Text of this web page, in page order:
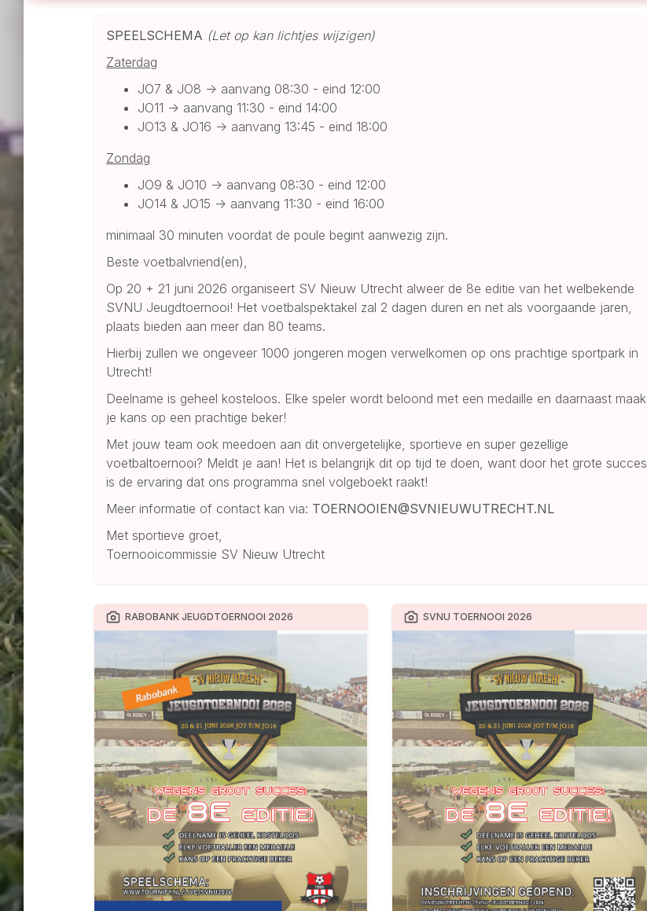
SPEELSCHEMA (Let op kan lichtjes wijzigen)
Zaterdag
JO7 & JO8 -> aanvang 08:30 - eind 12:00
JO11 -> aanvang 11:30 - eind 14:00
JO13 & JO16 -> aanvang 13:45 - eind 18:00
Zondag
JO9 & JO10 -> aanvang 08:30 - eind 12:00
JO14 & JO15 -> aanvang 11:30 - eind 16:00
minimaal 30 minuten voordat de poule begint aanwezig zijn.
Beste voetbalvriend(en),
Op 20 + 21 juni 2026 organiseert SV Nieuw Utrecht alweer de 8e editie van het welbekende
SVNU Jeugdtoernooi! Het voetbalspektakel zal 2 dagen duren en net als voorgaande jaren,
plaats bieden aan meer dan 80 teams.
Hierbij zullen we ongeveer 1000 jongeren mogen verwelkomen op ons prachtige sportpark in
Utrecht!
Deelname is geheel kosteloos. Elke speler wordt beloond met een medaille en daarnaast maak
je kans op een prachtige beker!
Met jouw team ook meedoen aan dit onvergetelijke, sportieve en super gezellige
voetbaltoernooi? Meldt je aan! Het is belangrijk dit op tijd te doen, want door het grote succes
is de ervaring dat ons programma snel volgeboekt raakt!
Meer informatie of contact kan via: TOERNOOIEN@SVNIEUWUTRECHT.NL
Met sportieve groet,
Toernooicommissie SV Nieuw Utrecht
RABOBANK JEUGDTOERNOOI 2026 SVNU TOERNOOI 2026